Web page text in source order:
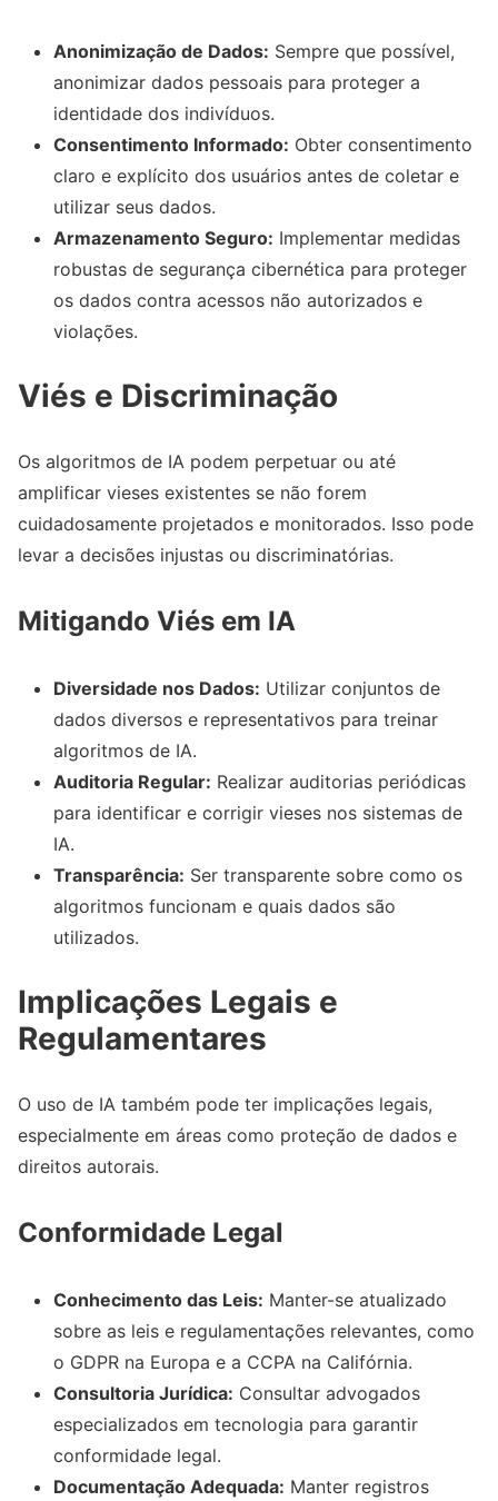
Anonimização de Dados: Sempre que possível,
anonimizar dados pessoais para proteger a
identidade dos indivíduos.
Consentimento Informado: Obter consentimento
claro e explícito dos usuários antes de coletar e
utilizar seus dados.
Armazenamento Seguro: Implementar medidas
robustas de segurança cibernética para proteger
os dados contra acessos não autorizados e
violações.
Viés e Discriminação
Os algoritmos de IA podem perpetuar ou até
amplificar vieses existentes se não forem
cuidadosamente projetados e monitorados. Isso pode
levar a decisões injustas ou discriminatórias.
Mitigando Viés em IA
Diversidade nos Dados: Utilizar conjuntos de
dados diversos e representativos para treinar
algoritmos de IA.
Auditoria Regular: Realizar auditorias periódicas
para identificar e corrigir vieses nos sistemas de
IA.
Transparência: Ser transparente sobre como os
algoritmos funcionam e quais dados são
utilizados.
Implicações Legais e
Regulamentares
O uso de IA também pode ter implicações legais,
especialmente em áreas como proteção de dados e
direitos autorais.
Conformidade Legal
Conhecimento das Leis: Manter-se atualizado
sobre as leis e regulamentações relevantes, como
o GDPR na Europa e a CCPA na Califórnia.
Consultoria Jurídica: Consultar advogados
especializados em tecnologia para garantir
conformidade legal.
Documentação Adequada: Manter registros